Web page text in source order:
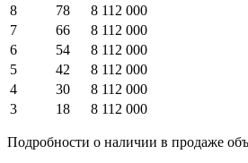
8
78
8 112 000
7
66
8 112 000
6
54
8 112 000
5
42
8 112 000
4
30
8 112 000
3
18 8 112 000
Подробности о наличии в продаже